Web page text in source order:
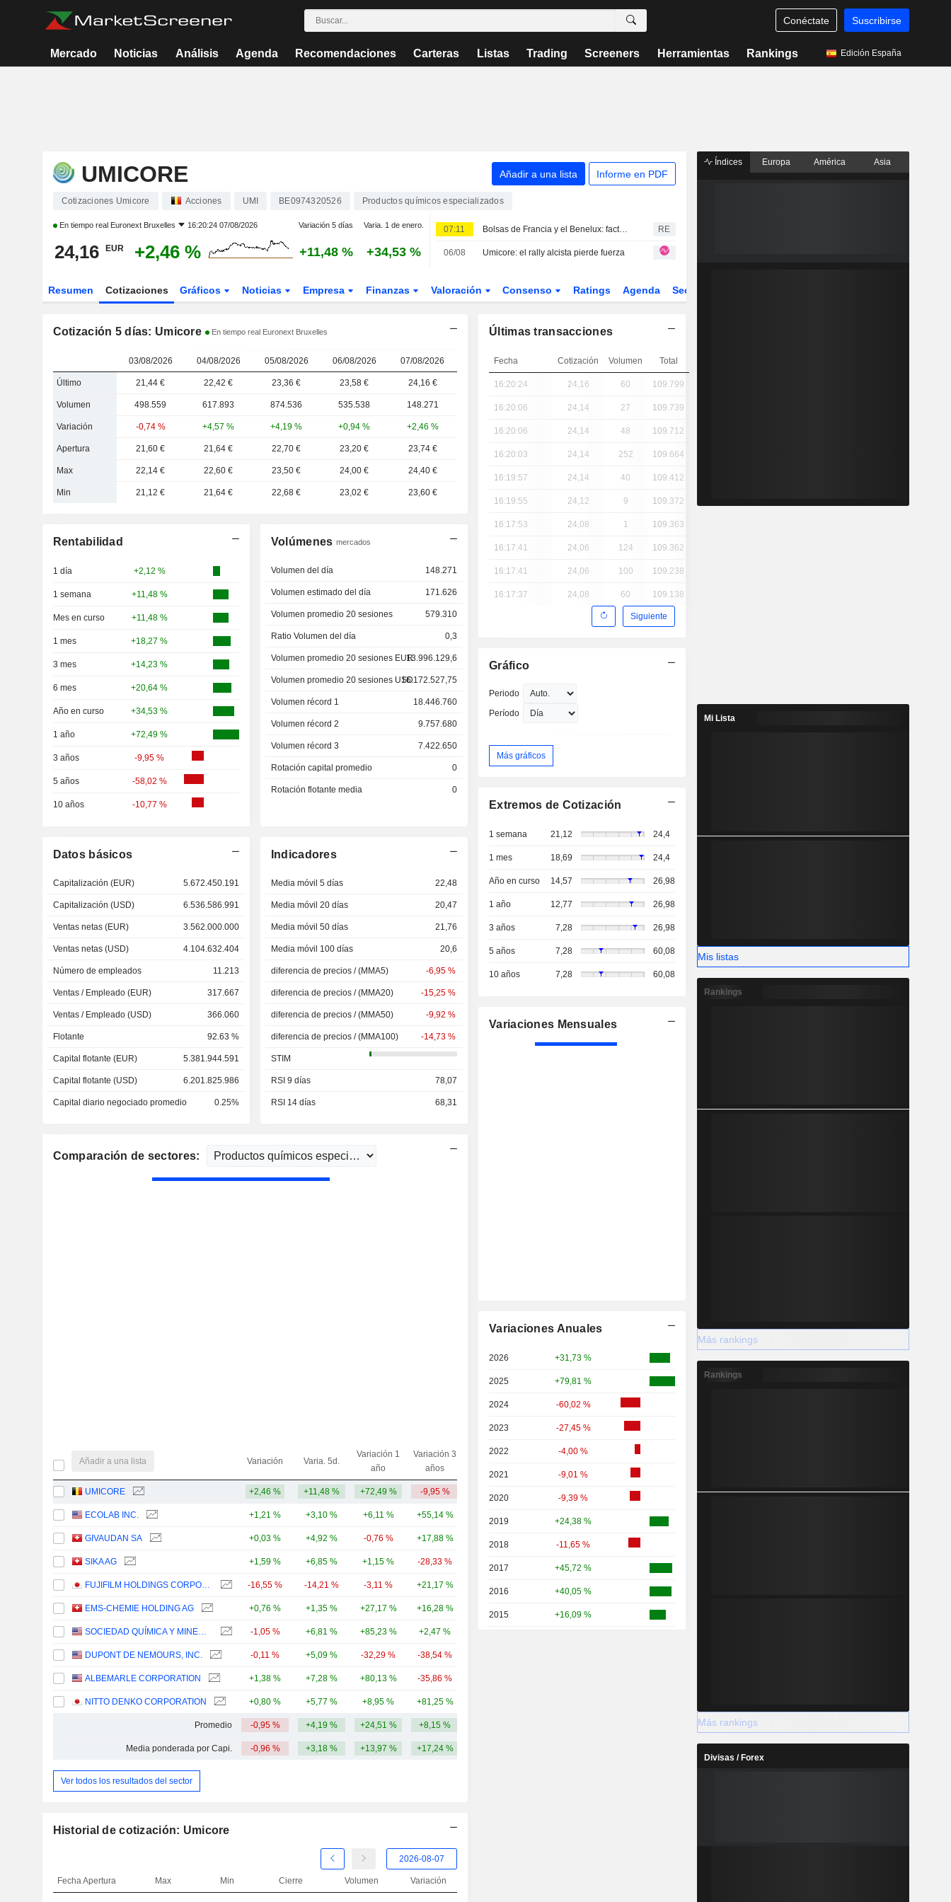
Conéctate Suscribirse
Mercado Noticias Análisis Agenda Recomendaciones Carteras Listas Trading Screeners Herramientas Rankings Edición España
UMICORE Añadir a una lista Informe en PDF
Cotizaciones Umicore Acciones UMI BE0974320526 Productos químicos especializados
En tiempo real Euronext Bruxelles 16:20:24 07/08/2026 Variación 5 días Varia. 1 de enero.
24,16 EUR +2,46 % +11,48 % +34,53 %
07:11 Bolsas de Francia y el Benelux: factores a seguir el 7 de agosto RE
06/08 Umicore: el rally alcista pierde fuerza
Resumen Cotizaciones Gráficos Noticias Empresa Finanzas Valoración Consenso Ratings Agenda Sector
Cotización 5 días: Umicore En tiempo real Euronext Bruxelles
03/08/2026 04/08/2026 05/08/2026 06/08/2026 07/08/2026
Último 21,44 € 22,42 € 23,36 € 23,58 € 24,16 €
Volumen 498.559 617.893 874.536 535.538 148.271
Variación -0,74 % +4,57 % +4,19 % +0,94 % +2,46 %
Apertura 21,60 € 21,64 € 22,70 € 23,20 € 23,74 €
Max 22,14 € 22,60 € 23,50 € 24,00 € 24,40 €
Min 21,12 € 21,64 € 22,68 € 23,02 € 23,60 €
Rentabilidad
1 día +2,12 %
1 semana +11,48 %
Mes en curso +11,48 %
1 mes +18,27 %
3 mes +14,23 %
6 mes +20,64 %
Año en curso +34,53 %
1 año +72,49 %
3 años -9,95 %
5 años -58,02 %
10 años -10,77 %
Volúmenes mercados
Volumen del día 148.271
Volumen estimado del día 171.626
Volumen promedio 20 sesiones 579.310
Ratio Volumen del día 0,3
Volumen promedio 20 sesiones EUR13.996.129,6
Volumen promedio 20 sesiones USD16.172.527,75
Volumen récord 1 18.446.760
Volumen récord 2 9.757.680
Volumen récord 3 7.422.650
Rotación capital promedio 0
Rotación flotante media 0
Datos básicos
Capitalización (EUR) 5.672.450.191
Capitalización (USD) 6.536.586.991
Ventas netas (EUR) 3.562.000.000
Ventas netas (USD) 4.104.632.404
Número de empleados 11.213
Ventas / Empleado (EUR) 317.667
Ventas / Empleado (USD) 366.060
Flotante 92.63 %
Capital flotante (EUR) 5.381.944.591
Capital flotante (USD) 6.201.825.986
Capital diario negociado promedio 0.25%
Indicadores
Media móvil 5 días 22,48
Media móvil 20 días 20,47
Media móvil 50 días 21,76
Media móvil 100 días 20,6
diferencia de precios / (MMA5) -6,95 %
diferencia de precios / (MMA20) -15,25 %
diferencia de precios / (MMA50) -9,92 %
diferencia de precios / (MMA100) -14,73 %
STIM
RSI 9 días 78,07
RSI 14 días 68,31
Comparación de sectores:
Añadir a una lista Variación Varia. 5d.
Variación 1
año
Variación 3
años
UMICORE +2,46 % +11,48 % +72,49 % -9,95 %
ECOLAB INC. +1,21 % +3,10 % +6,11 % +55,14 %
GIVAUDAN SA +0,03 % +4,92 % -0,76 % +17,88 %
SIKA AG +1,59 % +6,85 % +1,15 % -28,33 %
FUJIFILM HOLDINGS CORPORATION -16,55 % -14,21 % -3,11 % +21,17 %
EMS-CHEMIE HOLDING AG +0,76 % +1,35 % +27,17 % +16,28 %
SOCIEDAD QUÍMICA Y MINERA DE CHILE S.A. -1,05 % +6,81 % +85,23 % +2,47 %
DUPONT DE NEMOURS, INC. -0,11 % +5,09 % -32,29 % -38,54 %
ALBEMARLE CORPORATION +1,38 % +7,28 % +80,13 % -35,86 %
NITTO DENKO CORPORATION +0,80 % +5,77 % +8,95 % +81,25 %
Promedio -0,95 % +4,19 % +24,51 % +8,15 %
Media ponderada por Capi. -0,96 % +3,18 % +13,97 % +17,24 %
Ver todos los resultados del sector
Historial de cotización: Umicore
FechaApertura Max Min Cierre Volumen Variación
Últimas transacciones
Fecha Cotización Volumen Total
16:20:24 24,16 60 109.799
16:20:06 24,14 27 109.739
16:20:06 24,14 48 109.712
16:20:03 24,14 252 109.664
16:19:57 24,14 40 109.412
16:19:55 24,12 9 109.372
16:17:53 24,08 1 109.363
16:17:41 24,06 124 109.362
16:17:41 24,06 100 109.238
16:17:37 24,08 60 109.138
Siguiente
Gráfico
Periodo
Período
Más gráficos
Extremos de Cotización
1 semana 21,12 24,4
1 mes 18,69 24,4
Año en curso 14,57 26,98
1 año 12,77 26,98
3 años 7,28 26,98
5 años 7,28 60,08
10 años 7,28 60,08
Variaciones Mensuales
Variaciones Anuales
2026 +31,73 %
2025 +79,81 %
2024 -60,02 %
2023 -27,45 %
2022 -4,00 %
2021 -9,01 %
2020 -9,39 %
2019 +24,38 %
2018 -11,65 %
2017 +45,72 %
2016 +40,05 %
2015 +16,09 %
Índices Europa América Asia
Mi Lista
Mis listas
Rankings
Más rankings
Rankings
Más rankings
Divisas / Forex